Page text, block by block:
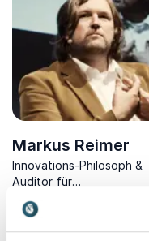
Neuromarketing und KI-
Agenten.
Markus Reimer
Innovations-Philosoph &
Auditor für
Managementsysteme
inspiriert auf humorvolle
Weise zu innovativem